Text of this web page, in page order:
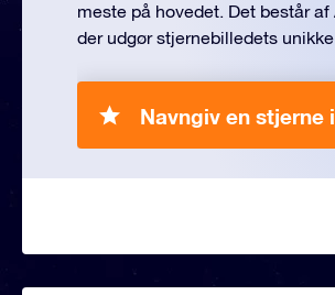
meste på hovedet. Det består
der udgør stjernebilledets
Navngiv en stjerne